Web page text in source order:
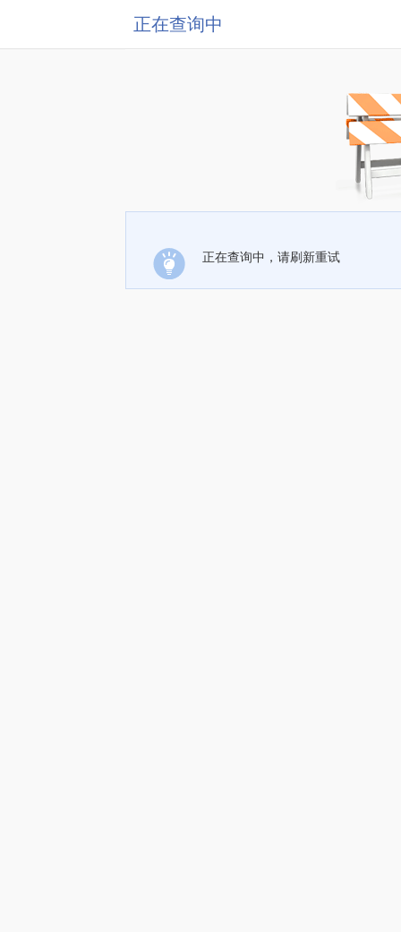
正在查询中
正在查询中，请刷新重试